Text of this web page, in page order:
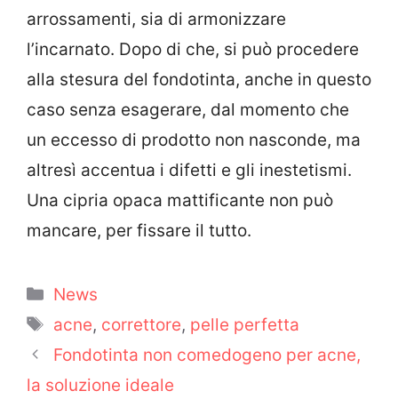
arrossamenti, sia di armonizzare
l’incarnato. Dopo di che, si può procedere
alla stesura del fondotinta, anche in questo
caso senza esagerare, dal momento che
un eccesso di prodotto non nasconde, ma
altresì accentua i difetti e gli inestetismi.
Una cipria opaca mattificante non può
mancare, per fissare il tutto.
Categorie
News
Tag
acne, correttore, pelle perfetta
Fondotinta non comedogeno per acne,
la soluzione ideale